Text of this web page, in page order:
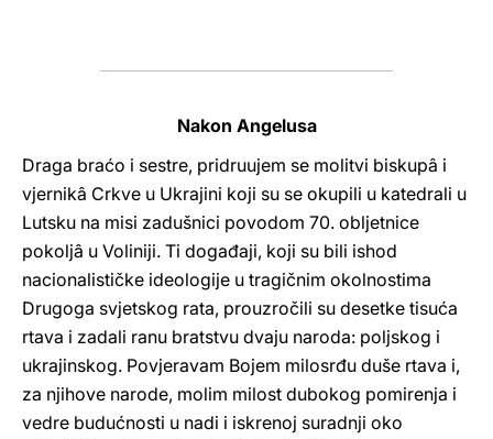
Nakon Angelusa
Draga braćo i sestre, pridruujem se molitvi biskupâ i
vjernikâ Crkve u Ukrajini koji su se okupili u katedrali u
Lutsku na misi zadušnici povodom 70. obljetnice
pokoljâ u Voliniji. Ti događaji, koji su bili ishod
nacionalističke ideologije u tragičnim okolnostima
Drugoga svjetskog rata, prouzročili su desetke tisuća
rtava i zadali ranu bratstvu dvaju naroda: poljskog i
ukrajinskog. Povjeravam Bojem milosrđu duše rtava i,
za njihove narode, molim milost dubokog pomirenja i
vedre budućnosti u nadi i iskrenoj suradnji oko